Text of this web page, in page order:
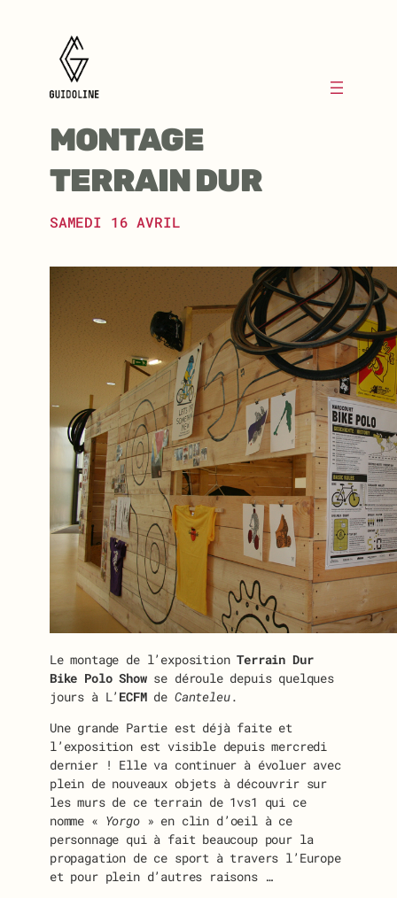
contenu
MONTAGE
TERRAIN DUR
SAMEDI 16 AVRIL
Le montage de l’expositionTerrain Dur
Bike Polo Showse déroule depuis quelques
jours à L’ ECFMde Canteleu.
Une grande Partie est déjà faite et
l’exposition est visible depuis mercredi
dernier ! Elle va continuer à évoluer avec
plein de nouveaux objets à découvrir sur
les murs de ce terrain de 1vs1 qui ce
nomme « Yorgo» en clin d’oeil à ce
personnage qui à fait beaucoup pour la
propagation de ce sport à travers l’Europe
et pour plein d’autres raisons …